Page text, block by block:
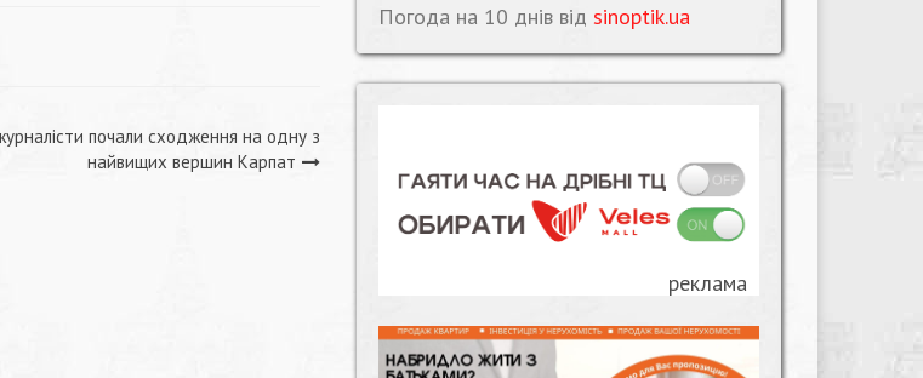
почали сходження на одну з
найвищих вершин Карпат
Погода на 10 днів від sinoptik.ua